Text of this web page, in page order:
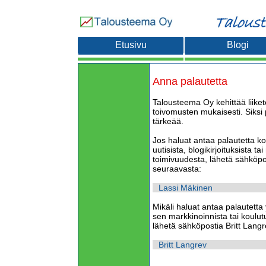
Etusivu Blogi
Anna palautetta
Talousteema Oy kehittää
toivomusten mukaisesti.
tärkeää.
Jos haluat antaa palautetta
uutisista, blogikirjoituksista
toimivuudesta, lähetä
seuraavasta:
Lassi Mäkinen
Mikäli haluat antaa
sen markkinoinnista tai
lähetä sähköpostia Britt
Britt Langrev